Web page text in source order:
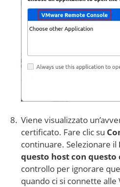
Viene visualizzato
certificato. Fare clic su
continuare. Selezionare il
questo host con
controllo per ignorare
quando ci si connette alle